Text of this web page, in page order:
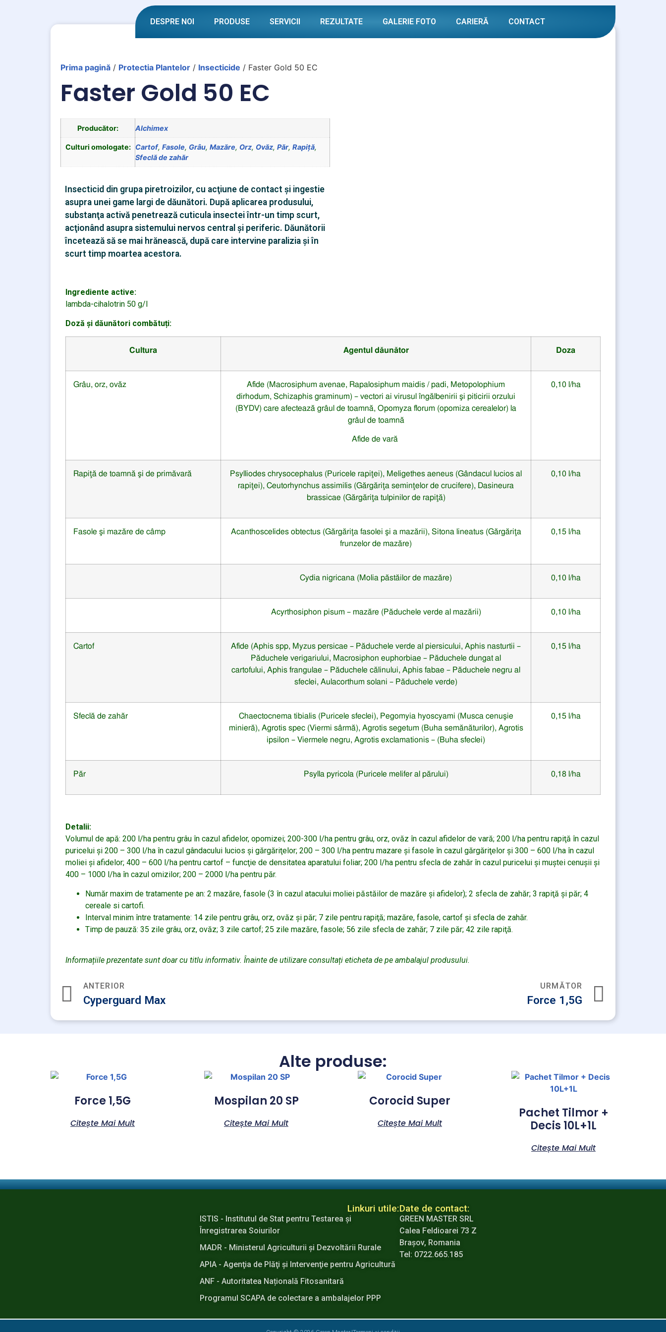
DESPRE NOI PRODUSE SERVICII REZULTATE GALERIE FOTO CARIERĂ CONTACT
Prima pagină / Protectia Plantelor / Insecticide / Faster Gold 50 EC
Faster Gold 50 EC
Producător: Alchimex
Culturi omologate: Cartof, Fasole, Grâu, Mazăre, Orz, Ovăz, Păr, Rapiță,
Sfeclă de zahăr
Insecticid din grupa piretroizilor, cu acţiune de contact şi ingestie
asupra unei game largi de dăunători. După aplicarea produsului,
substanţa activă penetrează cuticula insectei într-un timp scurt,
acţionând asupra sistemului nervos central şi periferic. Dăunătorii
încetează să se mai hrănească, după care intervine paralizia şi în
scurt timp moartea acestora.
Ingrediente active:
lambda-cihalotrin 50 g/l
Doză și dăunători combătuți:
Cultura Agentul dăunător Doza
Grâu, orz, ovăz
Afide (Macrosiphum avenae, Rapalosiphum maidis / padi, Metopolophium
dirhodum, Schizaphis graminum) – vectori ai virusul îngălbenirii şi piticirii orzului
(BYDV) care afectează grâul de toamnă, Opomyza florum (opomiza cerealelor) la
grâul de toamnă
Afide de vară
0,10 l/ha
Rapiţă de toamnă şi de primăvară Psylliodes chrysocephalus (Puricele rapiţei), Meligethes aeneus (Gândacul lucios al
rapiţei), Ceutorhynchus assimilis (Gărgăriţa seminţelor de crucifere), Dasineura
brassicae (Gărgăriţa tulpinilor de rapiţă)
0,10 l/ha
Fasole şi mazăre de câmp Acanthoscelides obtectus (Gărgăriţa fasolei şi a mazării), Sitona lineatus (Gărgăriţa
frunzelor de mazăre)
0,15 l/ha
Cydia nigricana (Molia păstăilor de mazăre) 0,10 l/ha
Acyrthosiphon pisum – mazăre (Păduchele verde al mazării) 0,10 l/ha
Cartof Afide (Aphis spp, Myzus persicae – Păduchele verde al piersicului, Aphis nasturtii –
Păduchele verigariului, Macrosiphon euphorbiae – Păduchele dungat al
cartofului, Aphis frangulae – Păduchele călinului, Aphis fabae – Păduchele negru al
sfeclei, Aulacorthum solani – Păduchele verde)
0,15 l/ha
Sfeclă de zahăr Chaectocnema tibialis (Puricele sfeclei), Pegomyia hyoscyami (Musca cenuşie
minieră), Agrotis spec (Viermi sârmă), Agrotis segetum (Buha semănăturilor), Agrotis
ipsilon – Viermele negru, Agrotis exclamationis – (Buha sfeclei)
0,15 l/ha
Păr Psylla pyricola (Puricele melifer al părului) 0,18 l/ha
Detalii:
Volumul de apă: 200 l/ha pentru grâu în cazul afidelor, opomizei; 200-300 l/ha pentru grâu, orz, ovăz în cazul afidelor de vară; 200 l/ha pentru rapiţă în cazul
puricelui şi 200 – 300 l/ha în cazul gândacului lucios şi gărgăriţelor; 200 – 300 l/ha pentru mazare şi fasole în cazul gărgăriţelor şi 300 – 600 l/ha în cazul
moliei şi afidelor; 400 – 600 l/ha pentru cartof – funcţie de densitatea aparatului foliar; 200 l/ha pentru sfecla de zahăr în cazul puricelui şi muştei cenuşii şi
400 – 1000 l/ha în cazul omizilor; 200 – 2000 l/ha pentru păr.
Număr maxim de tratamente pe an: 2 mazăre, fasole (3 în cazul atacului moliei păstăilor de mazăre şi afidelor); 2 sfecla de zahăr; 3 rapiţă şi păr; 4
cereale si cartofi.
Interval minim între tratamente: 14 zile pentru grâu, orz, ovăz şi păr; 7 zile pentru rapiţă; mazăre, fasole, cartof şi sfecla de zahăr.
Timp de pauză: 35 zile grâu, orz, ovăz; 3 zile cartof; 25 zile mazăre, fasole; 56 zile sfecla de zahăr; 7 zile păr; 42 zile rapiţă.
Informațiile prezentate sunt doar cu titlu informativ. Înainte de utilizare consultați eticheta de pe ambalajul produsului.
ANTERIOR
Cyperguard Max
URMĂTOR
Force 1,5G
Alte produse:
Force 1,5G
Citește Mai Mult
Mospilan 20 SP
Citește Mai Mult
Corocid Super
Citește Mai Mult
Pachet Tilmor +
Decis 10L+1L
Citește Mai Mult
Linkuri utile:
ISTIS - Institutul de Stat pentru Testarea şi
Înregistrarea Soiurilor
MADR - Ministerul Agriculturii şi Dezvoltării Rurale
APIA - Agenţia de Plăţi şi Intervenţie pentru Agricultură
ANF - Autoritatea Națională Fitosanitară
Programul SCAPA de colectare a ambalajelor PPP
Date de contact:
GREEN MASTER SRL
Calea Feldioarei 73 Z
Brașov, Romania
Tel: 0722.665.185